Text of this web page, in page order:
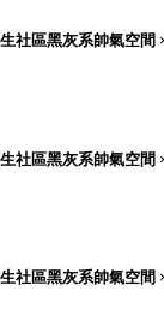
社區黑灰系帥氣空
社區黑灰系帥氣空
社區黑灰系帥氣空